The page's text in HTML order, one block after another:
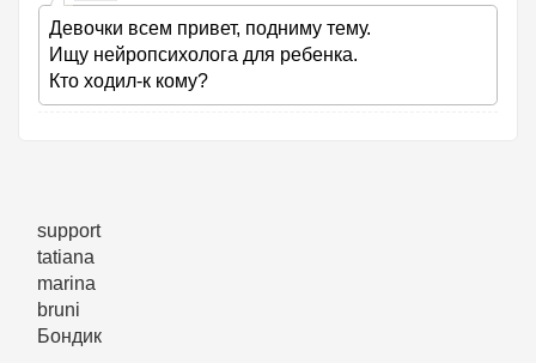
Девочки всем привет, подниму тему.
Ищу нейропсихолога для ребенка.
Кто ходил-к кому?
support
tatiana
marina
bruni
Бондик